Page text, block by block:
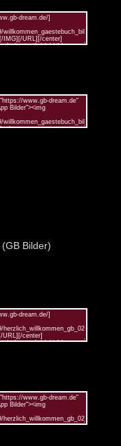
(GB Bilder)